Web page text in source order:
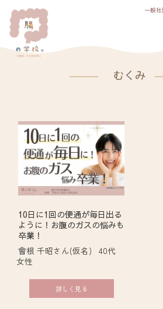
一般
むくみ
10日に1回の便通が毎日出る
ように！お腹のガスの悩みも
卒業！
會根 千昭さん(仮名)
40代
女性
詳しく見る